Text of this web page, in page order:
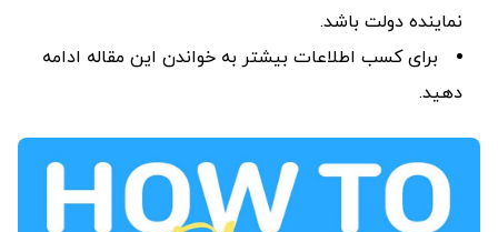
نماینده دولت باشد.
برای کسب اطلاعات بیشتر به خواندن این مقاله ادامه
دهید.